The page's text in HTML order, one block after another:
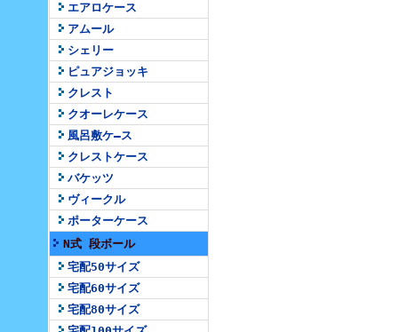
エアロケース
アムール
シェリー
ピュアジョッキ
クレスト
クオーレケース
風呂敷ケ―ス
クレストケース
バケッツ
ヴィークル
ポーターケース
N式 段ボール
宅配50サイズ
宅配60サイズ
宅配80サイズ